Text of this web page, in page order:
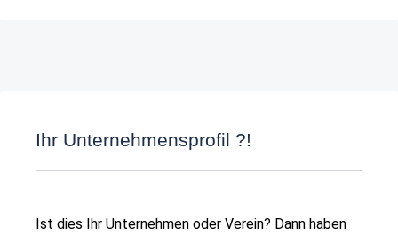
Ihr Unternehmensprofil ?!
Ist dies Ihr Unternehmen oder Verein? Dann haben